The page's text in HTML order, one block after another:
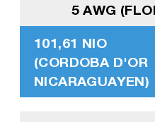
5 AWG
101,61 NIO
(CORDOBA D'OR
NICARAGUAYEN)